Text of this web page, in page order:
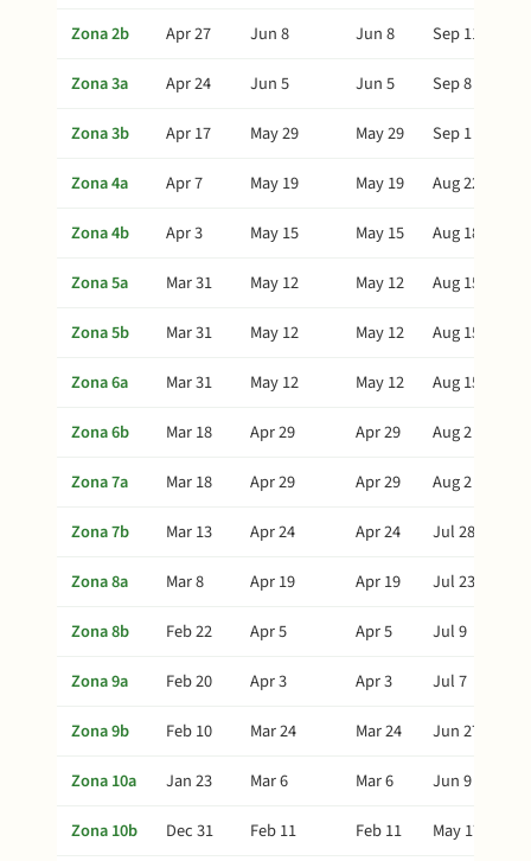
Zona 2b
Apr 27 Jun 8 Jun 8
Sep 11
Zona 3a
Apr 24 Jun 5 Jun 5
Sep 8
Zona 3b
Apr 17 May 29 May 29
Sep 1
Zona 4a
Apr 7 May 19 May 19
Aug 22
Zona 4b
Apr 3 May 15 May 15
Aug 18
Zona 5a
Mar 31 May 12 May 12
Aug 15
Zona 5b
Mar 31 May 12 May 12
Aug 15
Zona 6a
Mar 31 May 12 May 12
Aug 15
Zona 6b
Mar 18 Apr 29 Apr 29
Aug 2
Zona 7a
Mar 18 Apr 29 Apr 29
Aug 2
Zona 7b
Mar 13 Apr 24 Apr 24
Jul 28
Zona 8a
Mar 8 Apr 19 Apr 19
Jul 23
Zona 8b
Feb 22 Apr 5 Apr 5
Jul 9
Zona 9a
Feb 20 Apr 3 Apr 3
Jul 7
Zona 9b
Feb 10 Mar 24 Mar 24
Jun 27
Zona 10a
Jan 23 Mar 6 Mar 6
Jun 9
Zona 10b
Dec 31 Feb 11 Feb 11 May 17